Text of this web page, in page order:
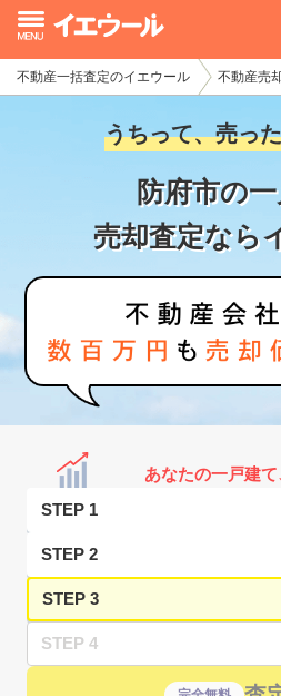
不動産一括査定のイエウール 不動産売
うちって、売っ
防府市の
売却査定なら
あなたの一戸建
STEP 1
STEP 2
STEP 3
STEP 4
イエウール加盟希望の不動産会社
初めての方へ
不動産売却の流れ
不動産の売却・一括査定
家査定シミュレーター
お問い合わせ